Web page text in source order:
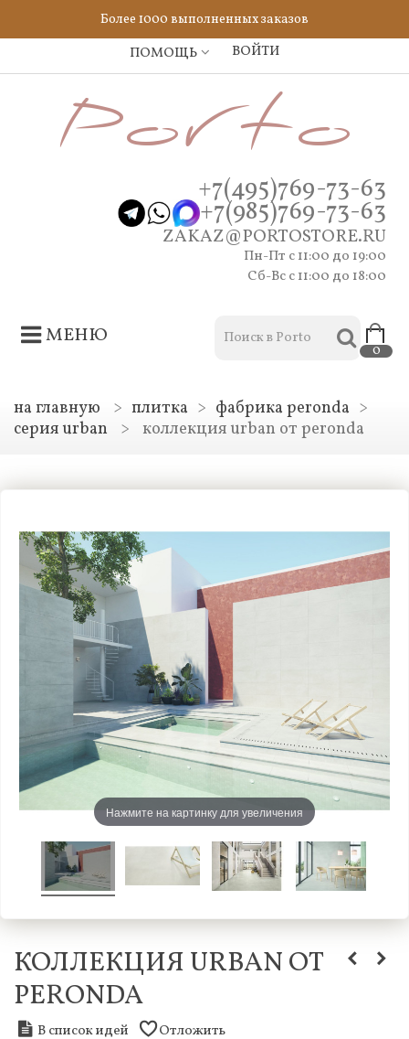
Более 1000 выполненных заказов
ПОМОЩЬ ВОЙТИ
+7(495)769-73-63
+7(985)769-73-63
ZAKAZ@PORTOSTORE.RU
Пн-Пт c 11:00 до 19:00
Сб-Вс с 11:00 до 18:00
МЕНЮ
0
на главную > плитка > фабрика peronda >
серия urban
> коллекция urban от peronda
Нажмите на картинку для увеличения
КОЛЛЕКЦИЯ URBAN ОТ
PERONDA
В список идей Отложить